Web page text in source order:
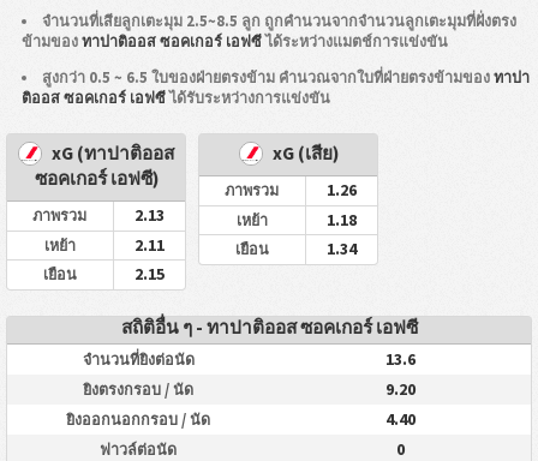
จำนวนที่เสียลูกเตะมุม 2.5~8.5 ลูก ถูกคำนวนจากจำนวนลูกเตะมุมที่ฝั่งตรง
ข้ามของ ทาปาติออส ซอคเกอร์ เอฟซีได้ระหว่างแมตช์การแข่งขัน
สูงกว่า 0.5 ~ 6.5 ใบของฝ่ายตรงข้าม คำนวณจากใบที่ฝ่ายตรงข้ามของทาปา
ติออส ซอคเกอร์ เอฟซีได้รับระหว่างการแข่งขัน
xG (ทาปาติออส
ซอคเกอร์ เอฟซี)
ภาพรวม 2.13
เหย้า 2.11
เยือน 2.15
xG (เสีย)
ภาพรวม 1.26
เหย้า 1.18
เยือน 1.34
สถิติอื่น ๆ - ทาปาติออส ซอคเกอร์ เอฟซี
จำนวนที่ยิงต่อนัด 13.6
ยิงตรงกรอบ / นัด 9.20
ยิงออกนอกกรอบ / นัด 4.40
ฟาวล์ต่อนัด 0